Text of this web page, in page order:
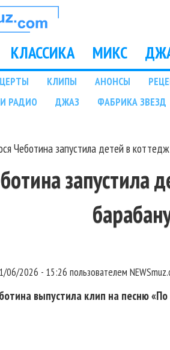
КЛАССИКА МИКС
КЛИПЫ АНОНСЫ
РАДИО ДЖАЗ ФАБРИКА ЗВЕЗД
Чеботина запустила детей в
запустила
06/2026 - 15:26 пользователем
выпустила клип на песню